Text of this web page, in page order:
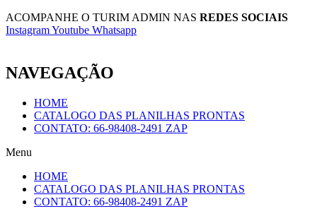
ACOMPANHE O TURIM ADMIN NAS REDES SOCIAIS
InstagramYoutube Whatsapp
NAVEGAÇÃO
HOME
CATALOGO DAS PLANILHAS PRONTAS
CONTATO: 66-98408-2491 ZAP
Menu
HOME
CATALOGO DAS PLANILHAS PRONTAS
CONTATO: 66-98408-2491 ZAP